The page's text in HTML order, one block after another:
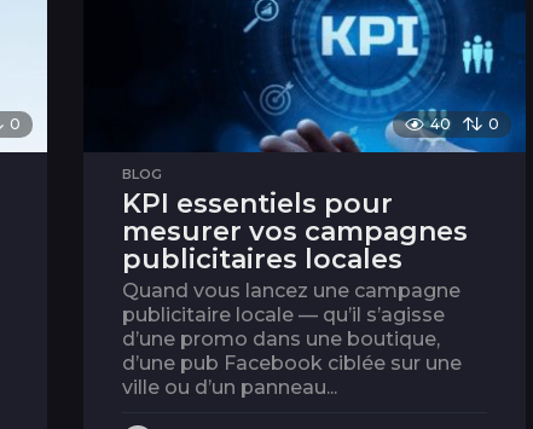
0 40 0
BLOG
KPI essentiels pour
mesurer vos campagnes
publicitaires locales
Quand vous lancez une campagne
publicitaire locale — qu’il s’agisse
d’une promo dans une boutique,
d’une pub Facebook ciblée sur une
ville ou d’un panneau...